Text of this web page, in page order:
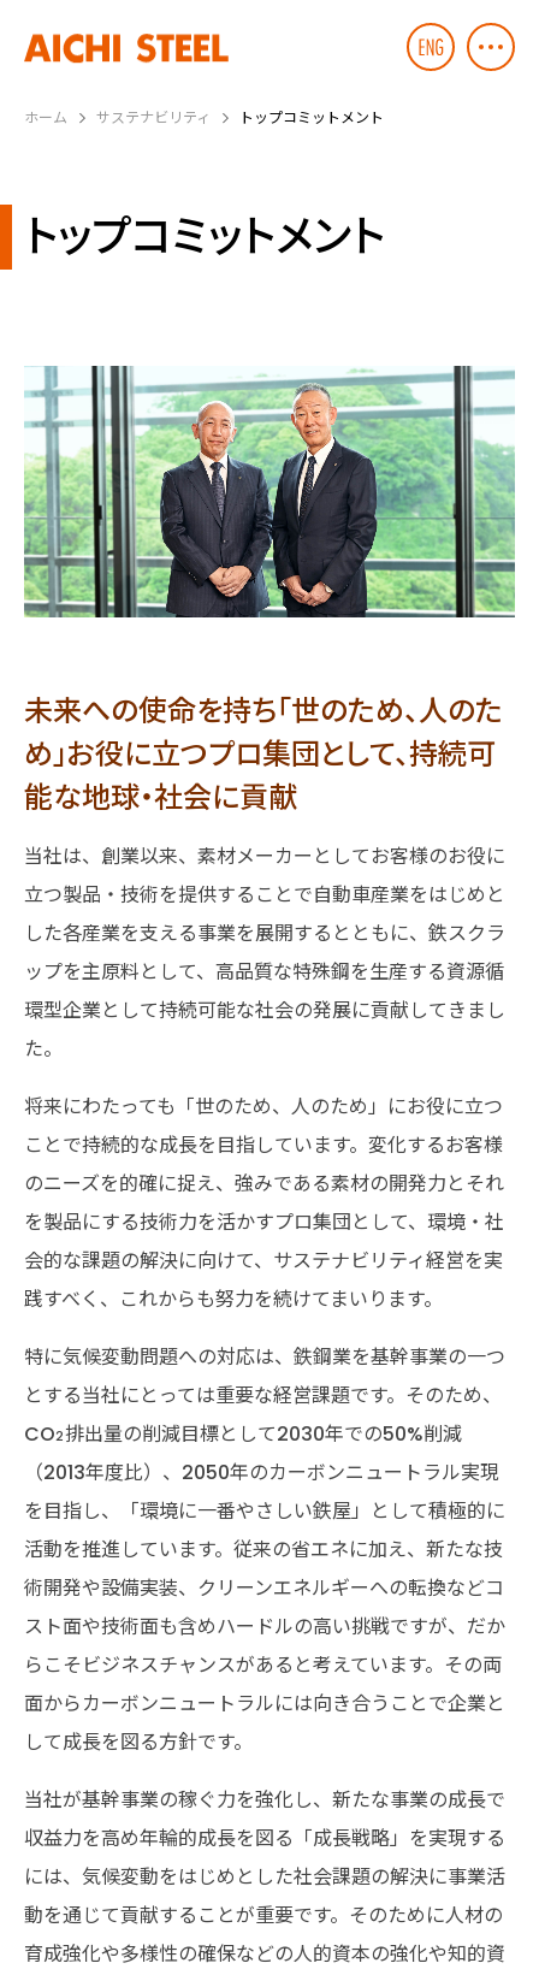
ホーム サステナビリティ トップコミットメント
トップコミットメント
未来への使命を持ち「世のため、人のた
め」お役に立つプロ集団として、持続可
能な地球・社会に貢献
当社は、創業以来、素材メーカーとしてお客様のお役に
立つ製品・技術を提供することで自動車産業をはじめと
した各産業を支える事業を展開するとともに、鉄スクラ
ップを主原料として、高品質な特殊鋼を生産する資源循
環型企業として持続可能な社会の発展に貢献してきまし
た。
将来にわたっても「世のため、人のため」にお役に立つ
ことで持続的な成長を目指しています。変化するお客様
のニーズを的確に捉え、強みである素材の開発力とそれ
を製品にする技術力を活かすプロ集団として、環境・社
会的な課題の解決に向けて、サステナビリティ経営を実
践すべく、これからも努力を続けてまいります。
特に気候変動問題への対応は、鉄鋼業を基幹事業の一つ
とする当社にとっては重要な経営課題です。そのため、
CO2排出量の削減目標として2030年での50%削減
（2013年度比）、2050年のカーボンニュートラル実現
を目指し、「環境に一番やさしい鉄屋」として積極的に
活動を推進しています。従来の省エネに加え、新たな技
術開発や設備実装、クリーンエネルギーへの転換などコ
スト面や技術面も含めハードルの高い挑戦ですが、だか
らこそビジネスチャンスがあると考えています。その両
面からカーボンニュートラルには向き合うことで企業と
して成長を図る方針です。
当社が基幹事業の稼ぐ力を強化し、新たな事業の成長で
収益力を高め年輪的成長を図る「成長戦略」を実現する
には、気候変動をはじめとした社会課題の解決に事業活
動を通じて貢献することが重要です。そのために人材の
育成強化や多様性の確保などの人的資本の強化や知的資